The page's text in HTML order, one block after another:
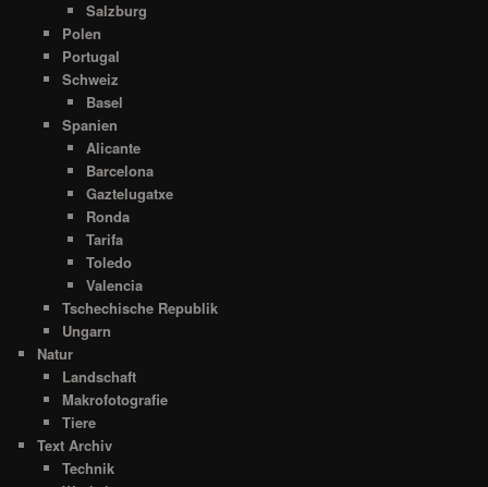
Salzburg
Polen
Portugal
Schweiz
Basel
Spanien
Alicante
Barcelona
Gaztelugatxe
Ronda
Tarifa
Toledo
Valencia
Tschechische Republik
Ungarn
Natur
Landschaft
Makrofotografie
Tiere
Text Archiv
Technik